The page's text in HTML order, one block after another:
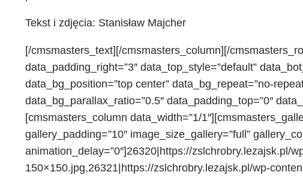
Tekst i zdjęcia: Stanisław Majcher
[/cmsmasters_text][/cmsmasters_column][/
data_padding_right=”3″ data_top_style=”default”
data_bg_position=”top center” data_bg_repeat=”no-
data_bg_parallax_ratio=”0.5″ data_padding_top=”0″
[cmsmasters_column data_width=”1/
gallery_padding=”10″ image_size_gallery=”full”
animation_delay=”0″]26320|https://zslchrobry.lezajsk.pl/
150×150.jpg,26321|https://zslchrobry.lezajsk.pl/wp-